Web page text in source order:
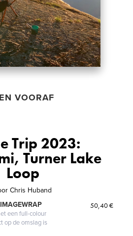
VOORAF
Trip 2023:
Turner Lake
Loop
Chris Huband
een full-colour
op de omslag is
50,40 €